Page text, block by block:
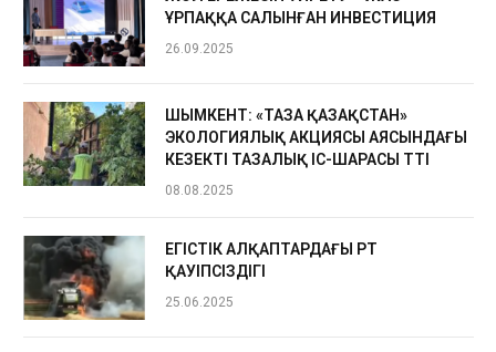
ҰРПАҚҚА САЛЫНҒАН ИНВЕСТИЦИЯ
26.09.2025
ШЫМКЕНТ: «ТАЗА ҚАЗАҚСТАН»
ЭКОЛОГИЯЛЫҚ АКЦИЯСЫ АЯСЫНДАҒЫ
КЕЗЕКТІ ТАЗАЛЫҚ ІС-ШАРАСЫ ӨТТІ
08.08.2025
ЕГІСТІК АЛҚАПТАРДАҒЫ ӨРТ
ҚАУІПСІЗДІГІ
25.06.2025